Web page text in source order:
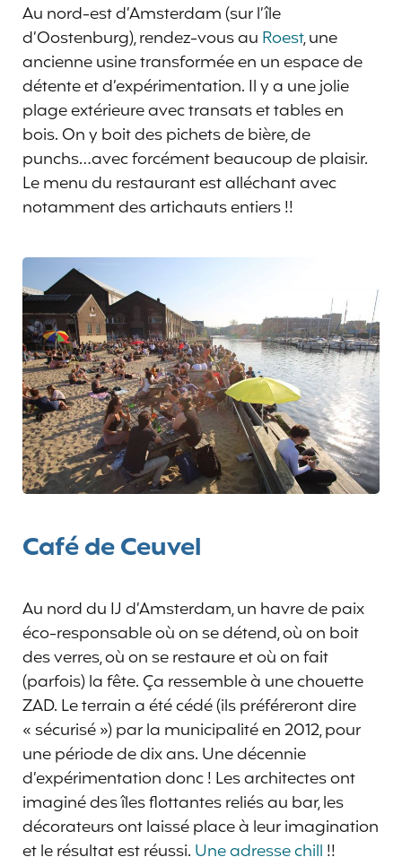
Au nord-est d’Amsterdam (sur l’île
d’Oostenburg), rendez-vous au Roest, une
ancienne usine transformée en un espace de
détente et d’expérimentation. Il y a une jolie
plage extérieure avec transats et tables en
bois. On y boit des pichets de bière, de
punchs…avec forcément beaucoup de plaisir.
Le menu du restaurant est alléchant avec
notamment des artichauts entiers !!
Café de Ceuvel
Au nord du IJ d’Amsterdam, un havre de paix
éco-responsable où on se détend, où on boit
des verres, où on se restaure et où on fait
(parfois) la fête. Ça ressemble à une chouette
ZAD. Le terrain a été cédé (ils préféreront dire
« sécurisé ») par la municipalité en 2012, pour
une période de dix ans. Une décennie
d’expérimentation donc ! Les architectes ont
imaginé des îles flottantes reliés au bar, les
décorateurs ont laissé place à leur imagination
et le résultat est réussi. Une adresse chill !!